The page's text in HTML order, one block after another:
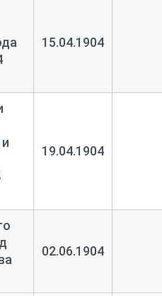
15.04.1904
19.04.1904
02.06.1904